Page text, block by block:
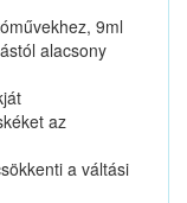
9ml
alacsony
az
a váltási